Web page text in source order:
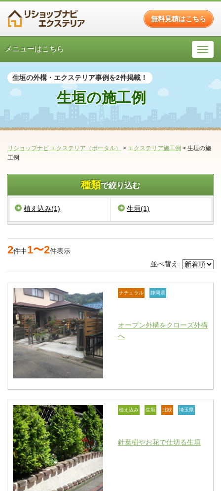
無料見積はこちら
メニューはこちら
生垣の外構・エクステリア事例を2件掲載！
生垣の施工例
リショップナビ エクステリア（ポータル） > エクステリア施工例 > 生垣の施
工例
種類で絞り込む
植え込み(1) 生垣(1)
2件中1〜2件表示
並べ替え:
ナチュラル 静岡県
オープン外構をクローズ外構
へ
植え込み 生垣 北欧 埼玉県
針葉樹やお花で仕切る生垣